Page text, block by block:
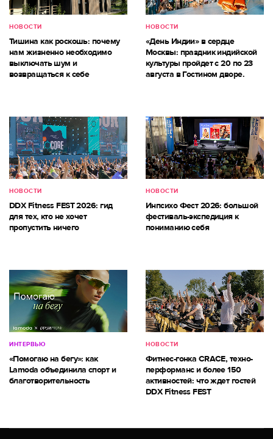
НОВОСТИ
Тишина как роскошь: почему
нам жизненно необходимо
выключать шум и
возвращаться к себе
НОВОСТИ
«День Индии» в сердце
Москвы: праздник индийской
культуры пройдет с 20 по 23
августа в Гостином дворе.
НОВОСТИ
DDX Fitness FEST 2026: гид
для тех, кто не хочет
пропустить ничего
НОВОСТИ
Инпсихо Фест 2026: большой
фестиваль-экспедиция к
пониманию себя
ИНТЕРВЬЮ
«Помогаю на бегу»: как
Lamoda объединила спорт и
благотворительность
НОВОСТИ
Фитнес-гонка CRACE, техно-
перформанс и более 150
активностей: что ждет гостей
DDX Fitness FEST